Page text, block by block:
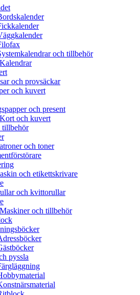
och tillbehör
och provsäckar
och kuvert
och present
och kuvert
tillbehör
och toner
och etikettskrivare
och kvittorullar
och tillbehör
pyssla